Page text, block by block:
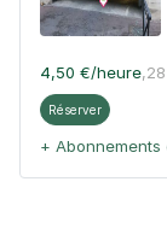
4,50 €/heure,
Réserver
+ Abonnements